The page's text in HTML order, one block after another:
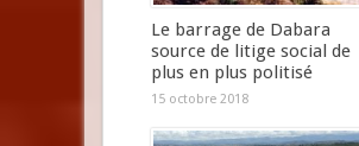
Le barrage de Dabara
source de litige social de
plus en plus politisé
15 octobre 2018